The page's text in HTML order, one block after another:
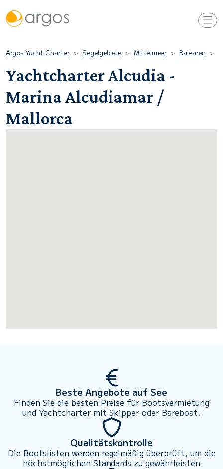
Argos Yacht Charter Segelgebiete Mittelmeer Balearen
Yachtcharter Alcudia -
Marina Alcudiamar /
Mallorca
Beste Angebote auf See
Finden Sie die besten Preise für Bootsvermietung
und Yachtcharter mit Skipper oder Bareboat.
Qualitätskontrolle
Die Bootslisten werden regelmäßig überprüft, um die
höchstmöglichen Standards zu gewährleisten